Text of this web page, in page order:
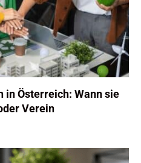
in Österreich: Wann sie
Verein